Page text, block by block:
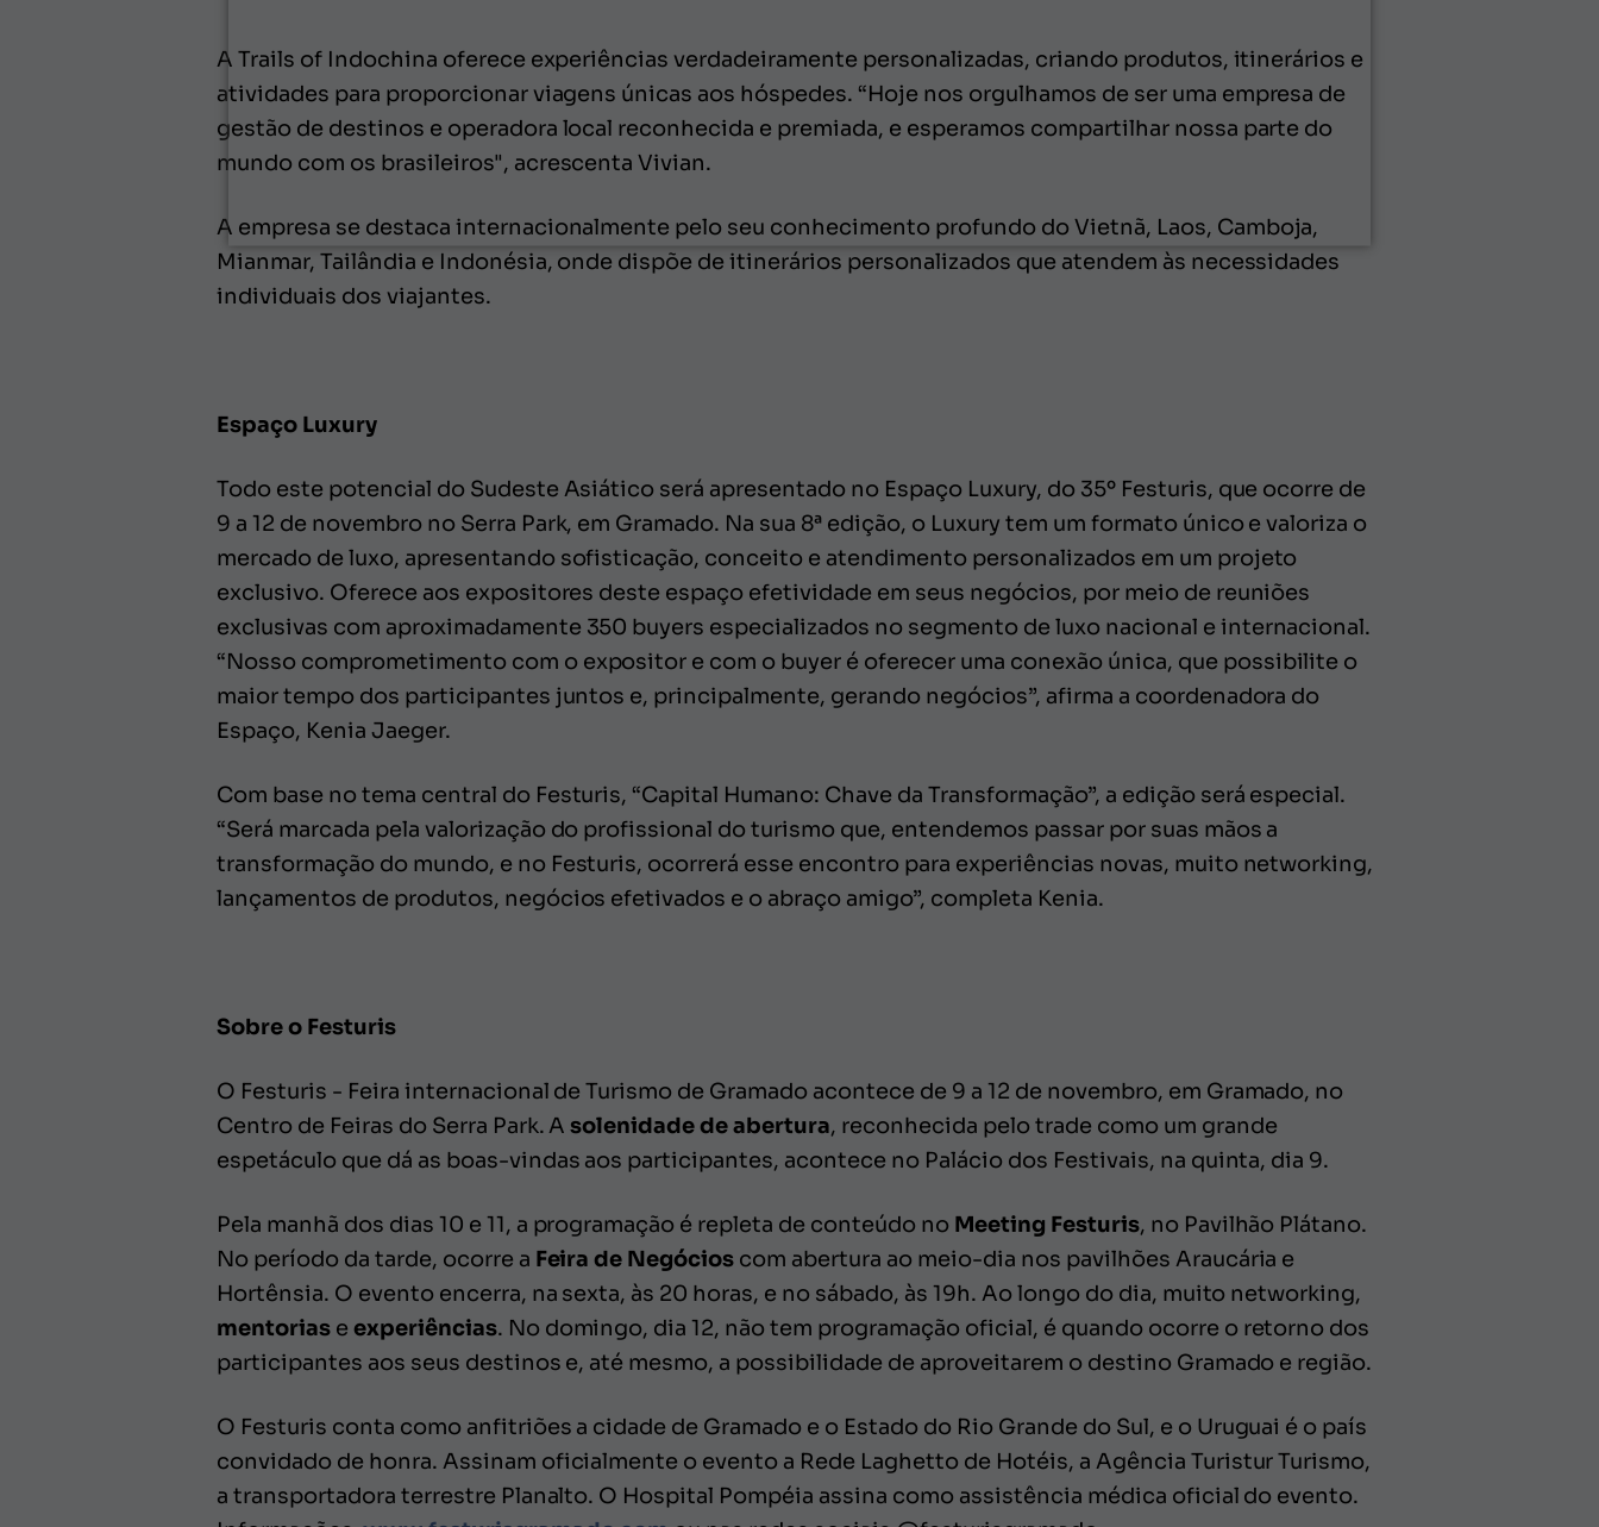
A Trails of Indochina oferece experiências verdadeiramente personalizadas, criando produtos, itinerários e
atividades para proporcionar viagens únicas aos hóspedes. “Hoje nos orgulhamos de ser uma empresa de
gestão de destinos e operadora local reconhecida e premiada, e esperamos compartilhar nossa parte do
mundo com os brasileiros", acrescenta Vivian.
A empresa se destaca internacionalmente pelo seu conhecimento profundo do Vietnã, Laos, Camboja,
Mianmar, Tailândia e Indonésia, onde dispõe de itinerários personalizados que atendem às necessidades
individuais dos viajantes.
Espaço Luxury
Todo este potencial do Sudeste Asiático será apresentado no Espaço Luxury, do 35º Festuris, que ocorre de
9 a 12 de novembro no Serra Park, em Gramado. Na sua 8ª edição, o Luxury tem um formato único e valoriza o
mercado de luxo, apresentando sofisticação, conceito e atendimento personalizados em um projeto
exclusivo. Oferece aos expositores deste espaço efetividade em seus negócios, por meio de reuniões
exclusivas com aproximadamente 350 buyers especializados no segmento de luxo nacional e internacional.
“Nosso comprometimento com o expositor e com o buyer é oferecer uma conexão única, que possibilite o
maior tempo dos participantes juntos e, principalmente, gerando negócios”, afirma a coordenadora do
Espaço, Kenia Jaeger.
Com base no tema central do Festuris, “Capital Humano: Chave da Transformação”, a edição será especial.
“Será marcada pela valorização do profissional do turismo que, entendemos passar por suas mãos a
transformação do mundo, e no Festuris, ocorrerá esse encontro para experiências novas, muito networking,
lançamentos de produtos, negócios efetivados e o abraço amigo”, completa Kenia.
Sobre o Festuris
O Festuris - Feira internacional de Turismo de Gramado acontece de 9 a 12 de novembro, em Gramado, no
Centro de Feiras do Serra Park. Asolenidade de abertura, reconhecida pelo trade como um grande
espetáculo que dá as boas-vindas aos participantes, acontece no Palácio dos Festivais, na quinta, dia 9.
Pela manhã dos dias 10 e 11, a programação é repleta de conteúdo no Meeting Festuris, no Pavilhão Plátano.
No período da tarde, ocorre a Feira de Negócios com abertura ao meio-dia nos pavilhões Araucária e
Hortênsia. O evento encerra, na sexta, às 20 horas, e no sábado, às 19h. Ao longo do dia, muito networking,
mentoriase experiências. No domingo, dia 12, não tem programação oficial, é quando ocorre o retorno dos
participantes aos seus destinos e, até mesmo, a possibilidade de aproveitarem o destino Gramado e região.
O Festuris conta como anfitriões a cidade de Gramado e o Estado do Rio Grande do Sul, e o Uruguai é o país
convidado de honra. Assinam oficialmente o evento a Rede Laghetto de Hotéis, a Agência Turistur Turismo,
a transportadora terrestre Planalto. O Hospital Pompéia assina como assistência médica oficial do evento.